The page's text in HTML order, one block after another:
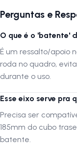
de maneira ideal.
A LOJA NA PISTA
montagem
da compra.
Siga-nos no
Assista nosso canal
Perguntas e
O que é o 'batente'
É um ressalto/apoio
roda no quadro,
durante o uso.
Esse eixo serve pra
Precisa ser
185mm do cubo
batente.